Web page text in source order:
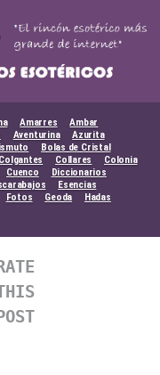
Amarres
Ambar
Aventurina
Azurita
Bolas de Cristal
Colgantes Collares
Colonia
Cuenco
Diccionarios
Esencias
Fotos Geoda
Hadas